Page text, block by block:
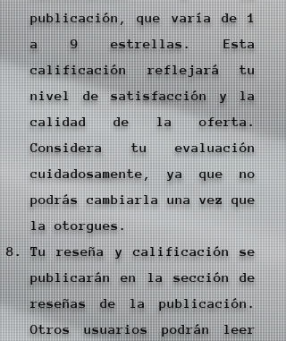
publicación, que varía de 1
a 9 estrellas. Esta
calificación reflejará tu
nivel de satisfacción y la
calidad de la oferta.
Considera tu evaluación
cuidadosamente, ya que no
podrás cambiarla una vez que
la otorgues.
Tu reseña y calificación se
publicarán en la sección de
reseñas de la publicación.
Otros usuarios podrán leer